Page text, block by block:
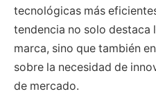
tecnológicas más
tendencia no solo destaca
marca, sino que también
sobre la necesidad de
de mercado.